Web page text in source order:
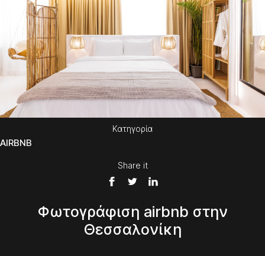
Κατηγορία
AIRBNB
Share it
Φωτογράφιση airbnb στην
Θεσσαλονίκη